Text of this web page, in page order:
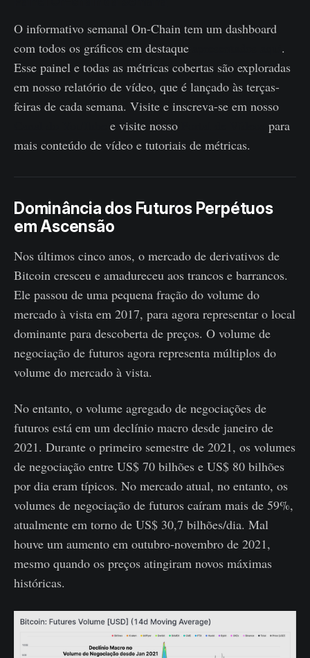
O informativo semanal On-Chain tem um dashboard
com todos os gráficos em destaque
.
Esse painel e todas as métricas cobertas são exploradas
em nosso relatório de vídeo, que é lançado às terças-
feiras de cada semana. Visite e inscreva-se em nosso
e visite nosso
para
mais conteúdo de vídeo e tutoriais de métricas.
Dominância dos Futuros Perpétuos
em Ascensão
Nos últimos cinco anos, o mercado de derivativos de
Bitcoin cresceu e amadureceu aos trancos e barrancos.
Ele passou de uma pequena fração do volume do
mercado à vista em 2017, para agora representar o local
dominante para descoberta de preços. O volume de
negociação de futuros agora representa múltiplos do
volume do mercado à vista.
No entanto, o volume agregado de negociações de
futuros está em um declínio macro desde janeiro de
2021. Durante o primeiro semestre de 2021, os volumes
de negociação entre US$ 70 bilhões e US$ 80 bilhões
por dia eram típicos. No mercado atual, no entanto, os
volumes de negociação de futuros caíram mais de 59%,
atualmente em torno de US$ 30,7 bilhões/dia. Mal
houve um aumento em outubro-novembro de 2021,
mesmo quando os preços atingiram novos máximas
históricas.